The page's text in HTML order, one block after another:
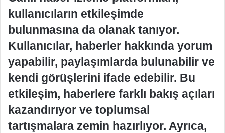
kullanıcıların etkileşimde
bulunmasına da olanak tanıyor.
Kullanıcılar, haberler hakkında yorum
yapabilir, paylaşımlarda bulunabilir ve
kendi görüşlerini ifade edebilir. Bu
etkileşim, haberlere farklı bakış açıları
kazandırıyor ve toplumsal
tartışmalara zemin hazırlıyor. Ayrıca,